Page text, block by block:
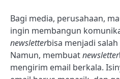
Bagi media, perusahaan,
ingin membangun
newsletterbisa menjadi
Namun, membuatnewsletter
mengirim email berkala.